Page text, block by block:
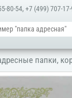
80-54,+7 (499) 707-17-
папки,